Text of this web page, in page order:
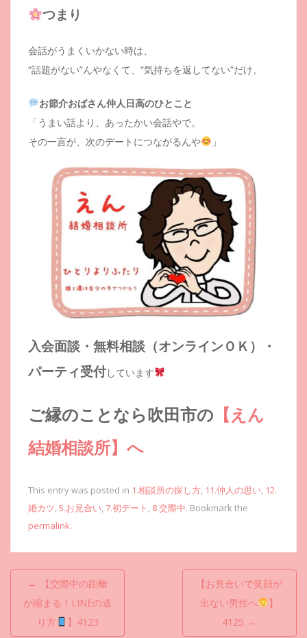
つまり
会話がうまくいかない時は、
“話題がない”んやなくて、“気持ちを返してない”だけ。
お節介おばさん仲人日高のひとこと
「うまい話より、あったかい会話やで。
その一言が、次のデートにつながるんや
」
入会面談・無料相談（オンラインＯＫ）・
パーティ受付しています
ご縁のことなら吹田市の 【えん
結婚相談所】へ
This entry was posted in 1.相談所の探し方, 11.仲人の思い, 12.
婚カツ,5.お見合い, 7.初デート , 8.交際中. Bookmark the
permalink.
投
稿
←
【交際中の距離
が縮まる！LINEの送
り方
】4123
【お見合いで笑顔が
出ない男性へ
】
4125 →